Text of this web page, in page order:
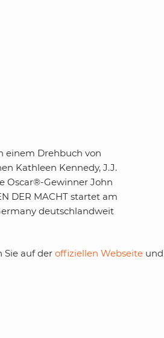
einem Drehbuch von
Kathleen Kennedy, J.J.
Oscar®-Gewinner John
DER MACHT startet am
deutschlandweit
Sie auf der offiziellen Webseite